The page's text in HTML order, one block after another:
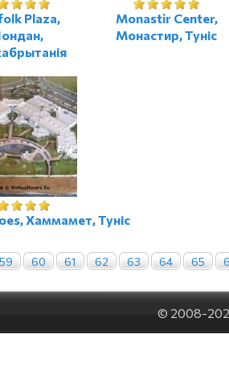
Plaza,
Monastir Center,
Монастир, Туніс
Хаммамет, Туніс
59 60 61 62 63 64 65
© 2008-